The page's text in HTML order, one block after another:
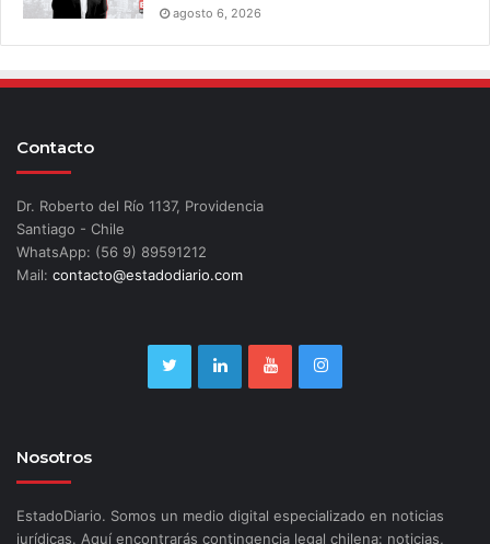
agosto 6, 2026
Contacto
Dr. Roberto del Río 1137, Providencia
Santiago - Chile
WhatsApp: (56 9) 89591212
Mail: contacto@estadodiario.com
Nosotros
EstadoDiario. Somos un medio digital especializado en noticias
jurídicas. Aquí encontrarás contingencia legal chilena: noticias,